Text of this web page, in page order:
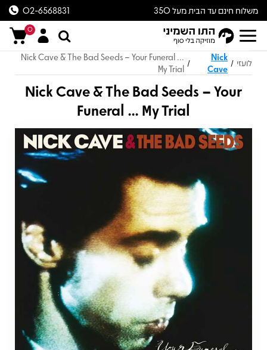
משלוח חינם עד הבית מעל 350
ש״ח
02-6568831
0
לועזי /
Nick
Cave
/
Nick Cave & The Bad Seeds – Your Funeral ...
My Trial
Nick Cave & The Bad Seeds – Your
Funeral ... My Trial